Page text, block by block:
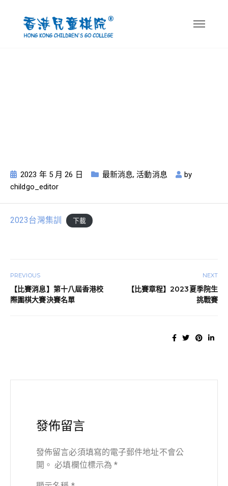
2023 年 5 月 26 日 最新消息,活動消息
by
childgo_editor
2023台灣集訓 下載
PREVIOUS
【比賽消息】第十八屆香港校
際圍棋大賽決賽名單
NEXT
【比賽章程】2023夏季院生
挑戰賽
發佈留言
發佈留言必須填寫的電子郵件地址不會公
開。 必填欄位標示為*